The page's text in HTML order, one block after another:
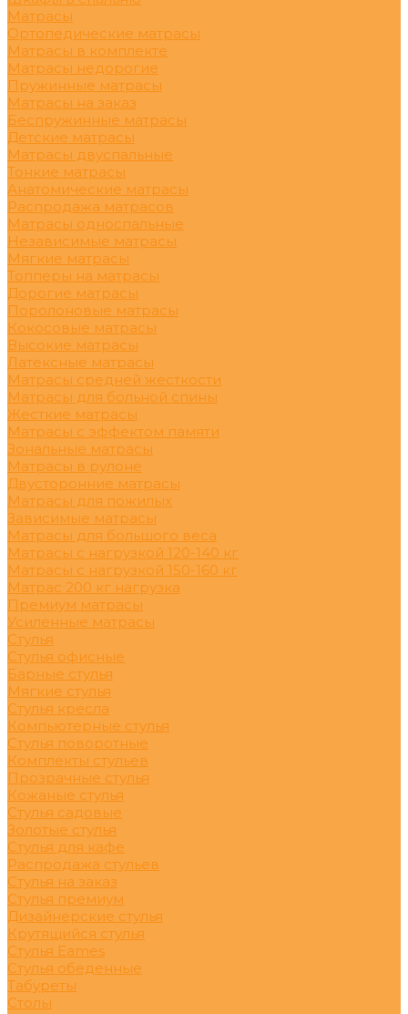
Матрасы
Ортопедические матрасы
Матрасы в комплекте
Матрасы недорогие
Пружинные матрасы
Матрасы на заказ
Беспружинные матрасы
Детские матрасы
Матрасы двуспальные
Тонкие матрасы
Анатомические матрасы
Распродажа матрасов
Матрасы односпальные
Независимые матрасы
Мягкие матрасы
Топперы на матрасы
Дорогие матрасы
Поролоновые матрасы
Кокосовые матрасы
Высокие матрасы
Латексные матрасы
Матрасы средней жесткости
Матрасы для больной спины
Жесткие матрасы
Матрасы с эффектом памяти
Зональные матрасы
Матрасы в рулоне
Двусторонние матрасы
Матрасы для пожилых
Зависимые матрасы
Матрасы для большого веса
Матрасы с нагрузкой 120-140 кг
Матрасы с нагрузкой 150-160 кг
Матрас 200 кг нагрузка
Премиум матрасы
Усиленные матрасы
Стулья
Стулья офисные
Барные стулья
Мягкие стулья
Стулья кресла
Компьютерные стулья
Стулья поворотные
Комплекты стульев
Прозрачные стулья
Кожаные стулья
Стулья садовые
Золотые стулья
Стулья для кафе
Распродажа стульев
Стулья на заказ
Стулья премиум
Дизайнерские стулья
Крутящийся стулья
Стулья Eames
Стулья обеденные
Табуреты
Столы